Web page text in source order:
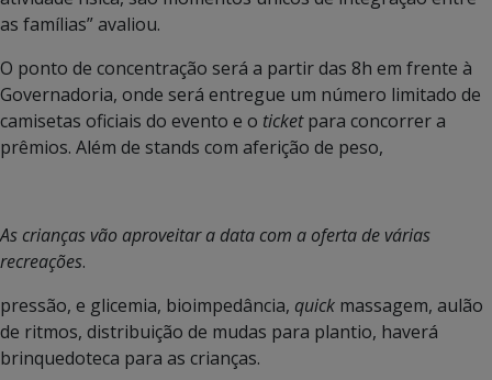
as famílias” avaliou.
O ponto de concentração será a partir das 8h em frente à
Governadoria, onde será entregue um número limitado de
camisetas oficiais do evento e o ticketpara concorrer a
prêmios. Além de stands com aferição de peso,
As crianças vão aproveitar a data com a oferta de várias
recreações.
pressão, e glicemia, bioimpedância, quick massagem, aulão
de ritmos, distribuição de mudas para plantio, haverá
brinquedoteca para as crianças.